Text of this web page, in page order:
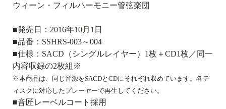
ウィーン・フィルハーモニー管弦楽団
■発売日：2016年10月1日
■品番：SSHRS-003～004
■仕様：SACD（シングルレイヤー）1枚＋CD1枚／同一
内容収録の2枚組※
※本商品は、同じ音源をSACDとCDにそれぞれ収めています。各デ
ィスクに対応したプレーヤーで再生してください。
■音匠レーベルコート採用